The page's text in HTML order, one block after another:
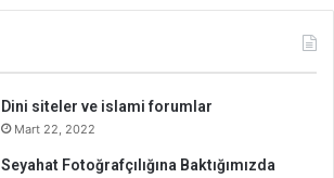
Dini siteler ve islami forumlar
Mart 22, 2022
Seyahat Fotoğrafçılığına Baktığımızda